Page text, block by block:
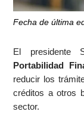
Fecha de última
El presidente
Portabilidad
reducir los
créditos a otros
sector.